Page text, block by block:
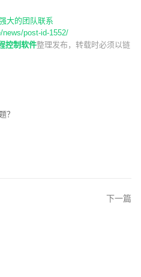
大的团队联系
post-id-1552/
控制软件整理发布，转载时必须以链
？
下一篇